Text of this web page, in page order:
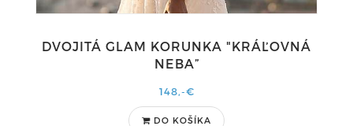
DVOJITÁ GLAM KORUNKA "KRÁĽOVNÁ
NEBA”
148,-€
DO KOŠÍKA